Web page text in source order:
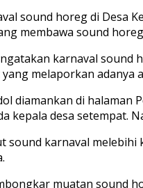
sound horeg di Desa
membawa sound
karnaval
melaporkan
diamankan di
kepala desa setempat.
karnaval
muatan sound